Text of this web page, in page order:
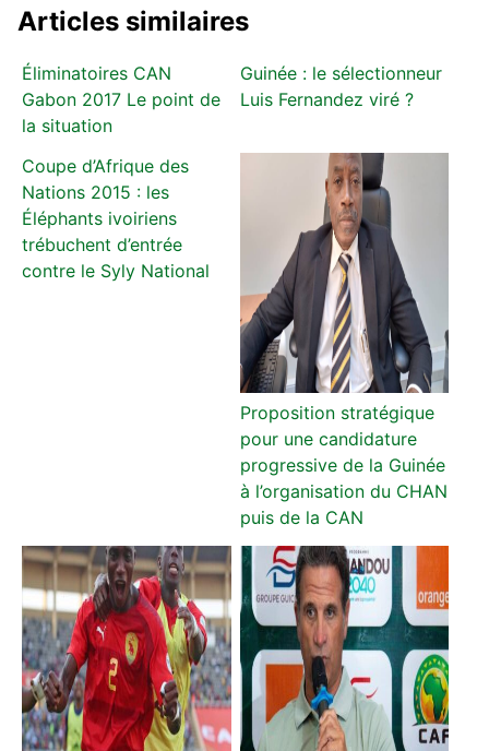
Articles similaires
Éliminatoires CAN
Gabon 2017 Le point de
la situation
Guinée : le sélectionneur
Luis Fernandez viré ?
Coupe d’Afrique des
Nations 2015 : les
Éléphants ivoiriens
trébuchent d’entrée
contre le Syly National
Proposition stratégique
pour une candidature
progressive de la Guinée
à l’organisation du CHAN
puis de la CAN